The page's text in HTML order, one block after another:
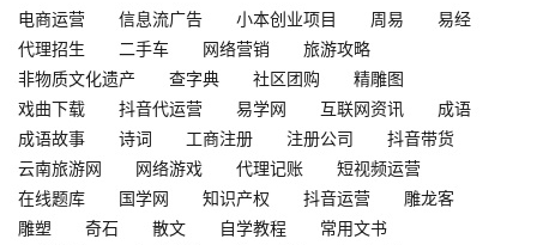
电商运营 信息流广告 小本创业项目 周易
易经
代理招生
二手车 网络营销
旅游攻略
非物质文化遗产
查字典 社区团购
精雕图
戏曲下载
抖音代运营 易学网 互联网资讯
成语
成语故事
诗词 工商注册 注册公司
抖音带货
云南旅游网
网络游戏 代理记账
短视频运营
在线题库
国学网 知识产权 抖音运营
雕龙客
雕塑
奇石 散文 自学教程
常用文书